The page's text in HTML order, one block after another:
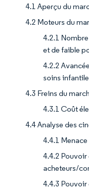
4.1 Aperçu du
4.2 Moteurs du
4.2.1
et de faible
4.2.2
soins
4.3 Freins du
4.3.1 Coût
4.4 Analyse des
4.4.1
4.4.2
acheteurs/
4.4.3